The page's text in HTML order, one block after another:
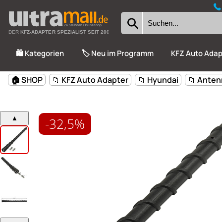
24 Stunden Onlineshop
DERKFZ-ADAPTER SPEZIALIST SEIT 2002
🛍️ Kategorien 🏷️ Neu im Programm KFZ Auto
🏠 SHOP 📁 KFZ Auto Adapter 📁 Hyundai 📁
▲